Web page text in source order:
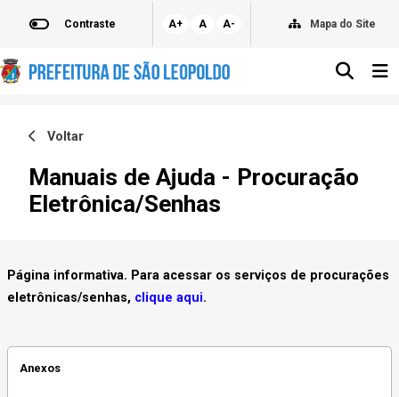
Contraste A+ A A- Mapa do Site
Voltar
Manuais de Ajuda - Procuração
Eletrônica/Senhas
Página informativa. Para acessar os serviços de procurações
eletrônicas/senhas, clique aqui.
Anexos